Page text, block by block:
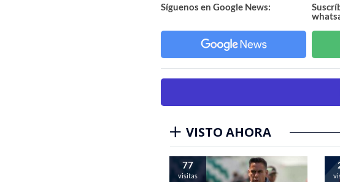
Síguenos en Google News:
VISTO AHORA
77
visitas